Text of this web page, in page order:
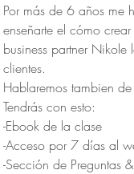
Por más de 6 años me
enseñarte el cómo
business partner
clientes.
Hablaremos tambien
Tendrás con esto:
-Ebook de la clase
-Acceso por 7 días al
-Sección de Preguntas